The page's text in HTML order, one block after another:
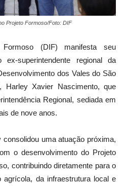
Projeto Formoso/Foto: DIF
(DIF) manifesta seu
ex-superintendente regional da
dos Vales do São
Harley Xavier Nascimento, que
Regional, sediada em
de nove anos.
uma atuação próxima,
o desenvolvimento do Projeto
contribuindo diretamente para o
agrícola, da infraestrutura local e